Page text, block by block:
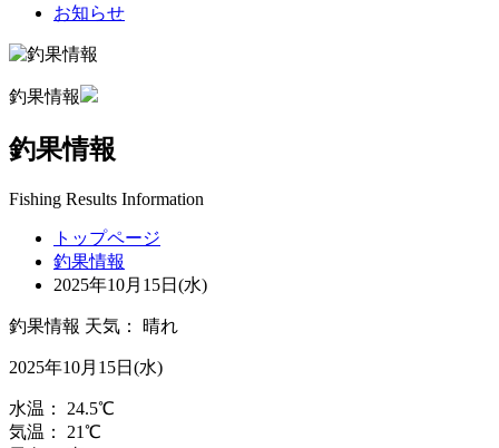
お知らせ
釣果情報
釣果情報
Fishing Results Information
トップページ
釣果情報
2025年10月15日(水)
釣果情報 天気： 晴れ
2025年10月15日(水)
水温： 24.5℃
気温： 21℃